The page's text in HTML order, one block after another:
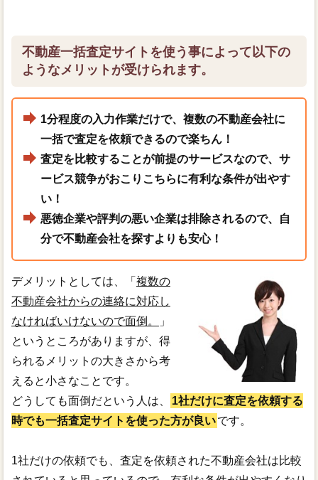
不動産一括査定サイトを使う事によって以下の
ようなメリットが受けられます。
1分程度の入力作業だけで、複数の不動産会社に
一括で査定を依頼できるので楽ちん！
査定を比較することが前提のサービスなので、サ
ービス競争がおこりこちらに有利な条件が出やす
い！
悪徳企業や評判の悪い企業は排除されるので、自
分で不動産会社を探すよりも安心！
デメリットとしては、「 複数の
不動産会社からの連絡に対応し
なければいけないので面倒。
」
というところがありますが、得
られるメリットの大きさから考
えると小さなことです。
どうしても面倒だという人は、
1社だけに査定を依頼する
時でも一括査定サイトを使った方が良いです。
1社だけの依頼でも、査定を依頼された不動産会社は比較